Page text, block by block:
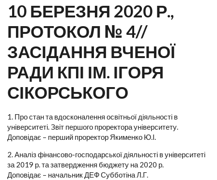
10 БЕРЕЗНЯ 2020 Р.,
ПРОТОКОЛ № 4//
ЗАСІДАННЯ ВЧЕНОЇ
РАДИ КПІ ІМ. ІГОРЯ
СІКОРСЬКОГО
1. Про стан та вдосконалення освітньої діяльності в
університеті. Звіт першого проректора університету.
Доповідає – перший проректор Якименко Ю.І.
2. Аналіз фінансово-господарської діяльності в університеті
за 2019 р. та затвердження бюджету на 2020 р.
Доповідає – начальник ДЕФ Субботіна Л.Г.